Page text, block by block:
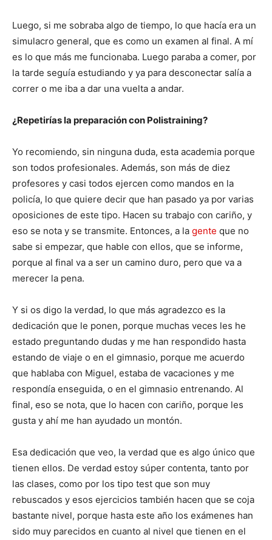
Luego, si me sobraba algo de tiempo, lo que hacía era un
simulacro general, que es como un examen al final. A mí
es lo que más me funcionaba. Luego paraba a comer, por
la tarde seguía estudiando y ya para desconectar salía a
correr o me iba a dar una vuelta a andar.
¿Repetirías la preparación con Polistraining?
Yo recomiendo, sin ninguna duda, esta academia porque
son todos profesionales. Además, son más de diez
profesores y casi todos ejercen como mandos en la
policía, lo que quiere decir que han pasado ya por varias
oposiciones de este tipo. Hacen su trabajo con cariño, y
eso se nota y se transmite. Entonces, a la gente que no
sabe si empezar, que hable con ellos, que se informe,
porque al final va a ser un camino duro, pero que va a
merecer la pena.
Y si os digo la verdad, lo que más agradezco es la
dedicación que le ponen, porque muchas veces les he
estado preguntando dudas y me han respondido hasta
estando de viaje o en el gimnasio, porque me acuerdo
que hablaba con Miguel, estaba de vacaciones y me
respondía enseguida, o en el gimnasio entrenando. Al
final, eso se nota, que lo hacen con cariño, porque les
gusta y ahí me han ayudado un montón.
Esa dedicación que veo, la verdad que es algo único que
tienen ellos. De verdad estoy súper contenta, tanto por
las clases, como por los tipo test que son muy
rebuscados y esos ejercicios también hacen que se coja
bastante nivel, porque hasta este año los exámenes han
sido muy parecidos en cuanto al nivel que tienen en el